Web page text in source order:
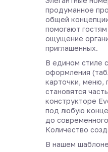
продуманное
общей
помогают
ощущение
приглашенных.
В едином стиле
оформления
карточки, меню,
становятся
конструкторе
под любую
до
Количество
В нашем